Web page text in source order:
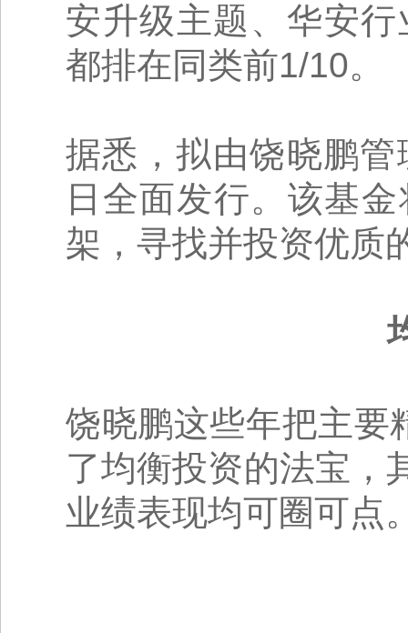
安升级主题、华安
都排在同类前1/10。
据悉，拟由饶晓鹏
日全面发行。该基
架，寻找并投资优质
饶晓鹏这些年把主要
了均衡投资的法宝，
业绩表现均可圈可点